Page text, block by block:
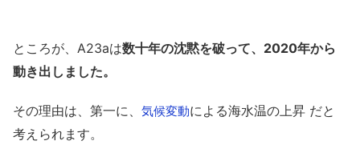
ところが、A23aは数十年の沈黙を破って、2020年から
動き出しました。
その理由は、第一に、 気候変動による海水温の上昇 だと
考えられます。